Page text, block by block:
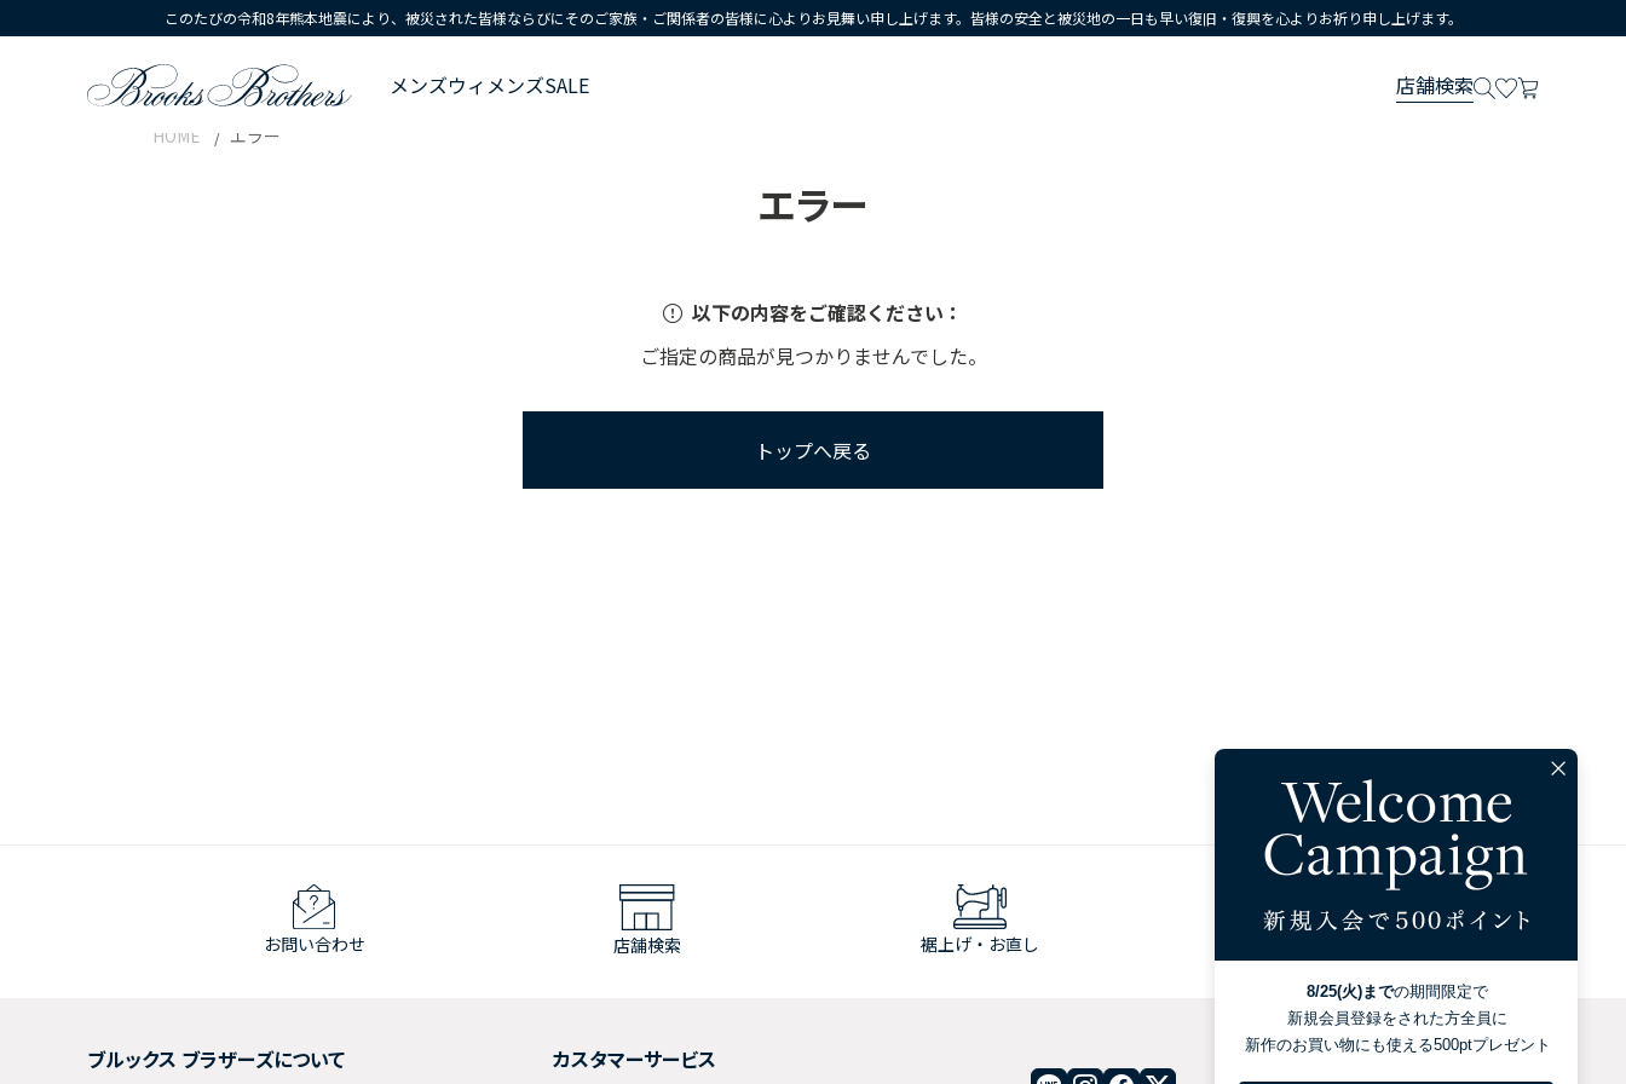
このたびの令和8年熊本地震により、被災された皆様ならびにそのご家族・ご関係者の皆様に心よりお見舞い申し上げます。皆様の安全と被災地の一日も早い復旧・復興を心よりお祈り申し上げます。
メンズウィメンズSALE 店舗検索
HOME エラー
エラー
以下の内容をご確認ください：
ご指定の商品が見つかりませんでした。
トップへ戻る
お問い合わせ 店舗検索 裾上げ・お直し
ブルックス ブラザーズについて カスタマーサービス